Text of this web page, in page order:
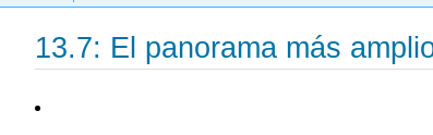
13.7: El panorama más